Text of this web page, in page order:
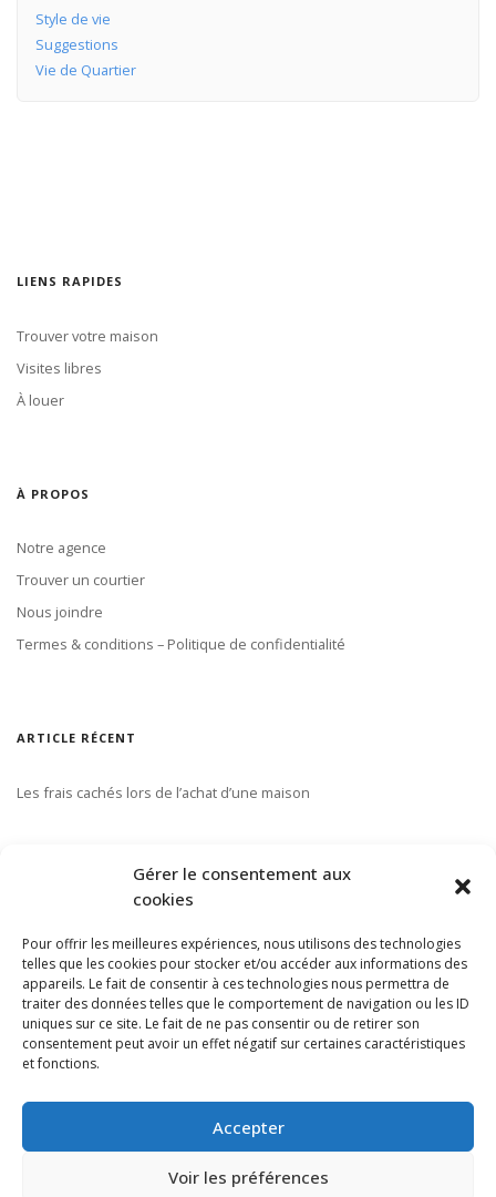
Gérer le consentement aux
cookies
Pour offrir les meilleures expériences, nous utilisons des technologies
telles que les cookies pour stocker et/ou accéder aux informations des
appareils. Le fait de consentir à ces technologies nous permettra de
traiter des données telles que le comportement de navigation ou les ID
uniques sur ce site. Le fait de ne pas consentir ou de retirer son
consentement peut avoir un effet négatif sur certaines caractéristiques
et fonctions.
Accepter
Voir les préférences
Style de vie
Suggestions
Vie de Quartier
LIENS RAPIDES
Trouver votre maison
Visites libres
À louer
À PROPOS
Notre agence
Trouver un courtier
Nous joindre
Termes & conditions – Politique de confidentialité
ARTICLE RÉCENT
Les frais cachés lors de l’achat d’une maison